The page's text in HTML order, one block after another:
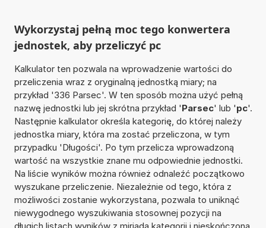
Wykorzystaj pełną moc tego konwertera
jednostek, aby przeliczyć pc
Kalkulator ten pozwala na wprowadzenie wartości do
przeliczenia wraz z oryginalną jednostką miary; na
przykład '336 Parsec'. W ten sposób można użyć pełną
nazwę jednostki lub jej skrótna przykład 'Parsec' lub 'pc'.
Następnie kalkulator określa kategorię, do której należy
jednostka miary, która ma zostać przeliczona, w tym
przypadku 'Długości'. Po tym przelicza wprowadzoną
wartość na wszystkie znane mu odpowiednie jednostki.
Na liście wyników można również odnaleźć początkowo
wyszukane przeliczenie. Niezależnie od tego, która z
możliwości zostanie wykorzystana, pozwala to uniknąć
niewygodnego wyszukiwania stosownej pozycji na
długich listach wyników z miriadą kategorii i nieskończoną